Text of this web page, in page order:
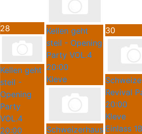
28
Kellen geht
steil -
Opening
Party
VOL.4
20:00
Kellen geht
steil - Opening
Party VOL.4
20:00
Kleve
Schweizerhaus
30
Revival
20:00
Kleve
Einlass